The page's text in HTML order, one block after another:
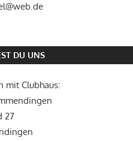
DU UNS
mit Clubhaus:
27